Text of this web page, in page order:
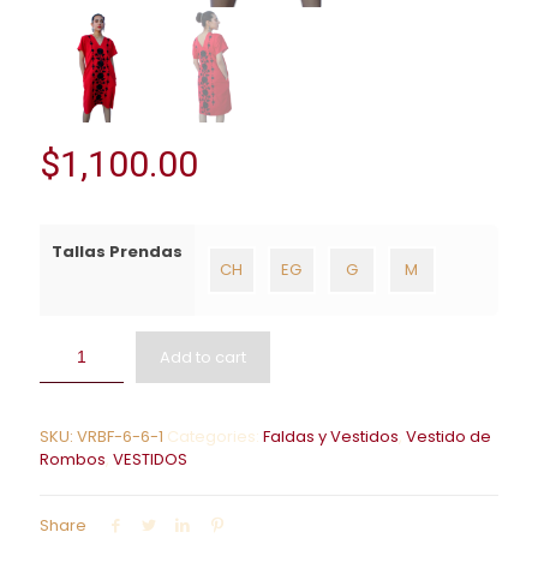
$1,100.00
Tallas Prendas
CH EG G M
Add to cart
SKU: VRBF-6-6-1 Categories: Faldas y Vestidos, Vestido de
Rombos, VESTIDOS
Share